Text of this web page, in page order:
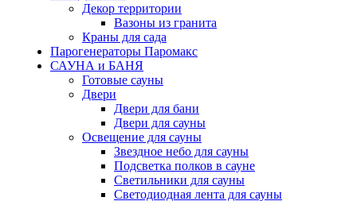
Декор территории
Вазоны из гранита
Краны для сада
Парогенераторы Паромакс
САУНА и БАНЯ
Готовые сауны
Двери
Двери для бани
Двери для сауны
Освещение для сауны
Звездное небо для сауны
Подсветка полков в сауне
Светильники для сауны
Светодиодная лента для сауны